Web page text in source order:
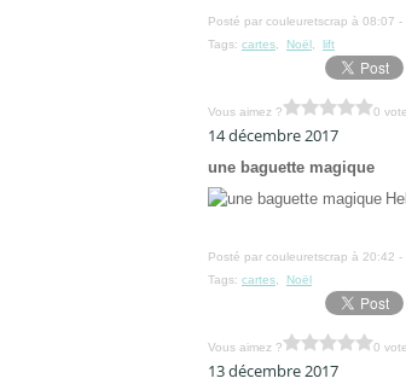
Posté par couleuretscrap à 08:07 -
Tags: cartes Noël lift
Vous aimez ? 0 vote
14 décembre 2017
une baguette magique
Posté par couleuretscrap à 20:42 -
Tags: cartes Noël
Vous aimez ? 0 vote
13 décembre 2017